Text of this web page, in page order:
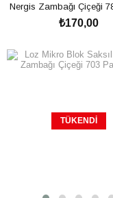
Nergis Zambağı Çiçeği
₺170,00
TÜKENDI